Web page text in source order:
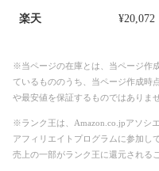
楽天 ¥20,072
※当ページの在庫とは、当ページ作
ているもののうち、当ページ作成時
や最安値を保証するものではありませ
※ランク王は、Amazon.co.jpアソシ
アフィリエイトプログラムに参加し
売上の一部がランク王に還元される